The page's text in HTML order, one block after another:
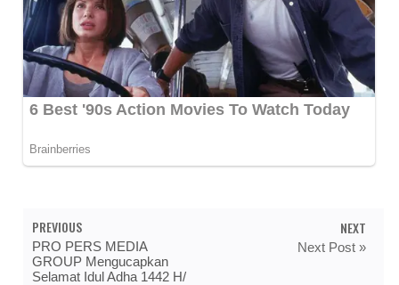
PREVIOUS
PRO PERS MEDIA
GROUP Mengucapkan
Selamat Idul Adha 1442 H/
NEXT
Next Post »